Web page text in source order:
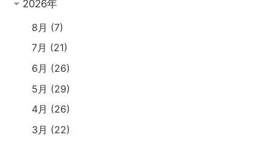
2026年
8月
7
7月
21
6月
26
5月
29
4月
26
3月
22